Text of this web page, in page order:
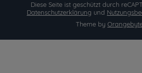
Diese Seite ist geschützt durch
Datenschutzerklärung und
Theme by